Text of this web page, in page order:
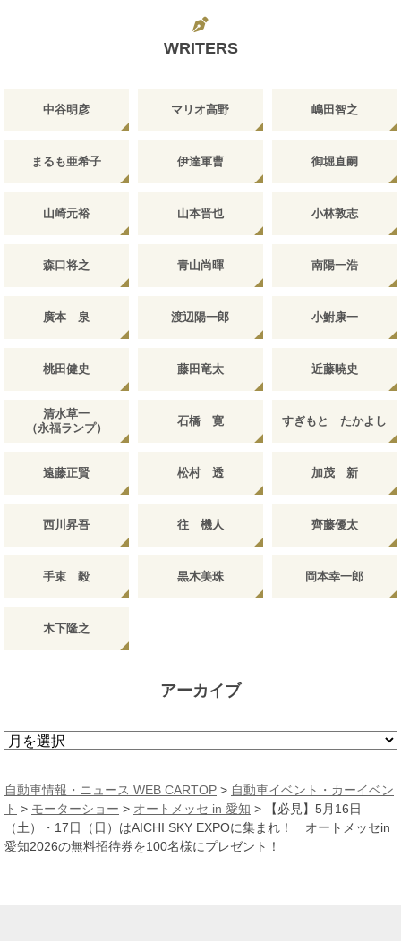
WRITERS
中谷明彦 マリオ高野 嶋田智之
まるも亜希子 伊達軍曹 御堀直嗣
山崎元裕 山本晋也 小林敦志
森口将之 青山尚暉 南陽一浩
廣本 泉 渡辺陽一郎 小鮒康一
桃田健史 藤田竜太 近藤暁史
清水草一
（永福ランプ）
石橋 寛 すぎもと たかよし
遠藤正賢 松村 透 加茂 新
西川昇吾 往 機人 齊藤優太
手束 毅 黒木美珠 岡本幸一郎
木下隆之
アーカイブ
ア
カ
イ
ブ
自動車情報・ニュース WEB CARTOP > 自動車イベント・カーイベン
ト > モーターショー > オートメッセ in 愛知 >
【必見】5月16日
（土）・17日（日）はAICHI SKY EXPOに集まれ！ オートメッセin
愛知2026の無料招待券を100名様にプレゼント！